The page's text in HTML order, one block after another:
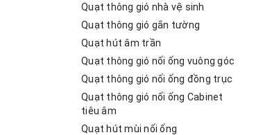
Quạt thông gió nhà vệ sinh
Quạt thông gió gắn tường
Quạt hút âm trần
Quạt thông gió nối ống vuông góc
Quạt thông gió nối ống đồng trục
Quạt thông gió nối ống Cabinet
tiêu âm
Quạt hút mùi nối ống